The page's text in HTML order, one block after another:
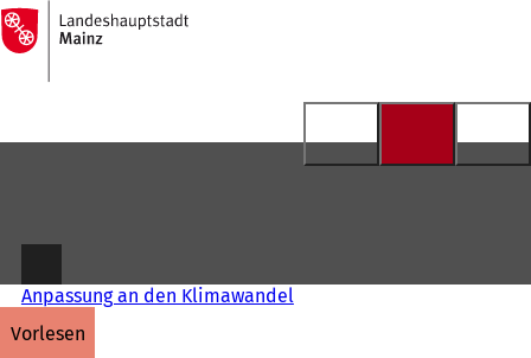
Inhalt anspringen
Zur
Startseite
Anpassung an den Klimawandel
vorlesen